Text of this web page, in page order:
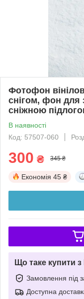
Фотофон
снігом, фон для
сніжною
В наявності
Код: 57507-060
300 ₴ 345 ₴
Економія 45 ₴
Що таке купити
Замовлення під
Доступна